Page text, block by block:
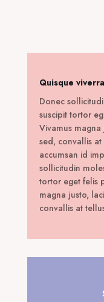
Quisque
Donec
suscipit tortor
Vivamus
sed, convallis
accumsan id
sollicitudin
tortor eget felis
magna justo,
convallis at